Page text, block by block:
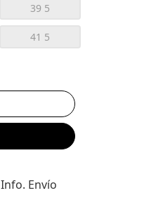
39 5
41 5
Info. Envío